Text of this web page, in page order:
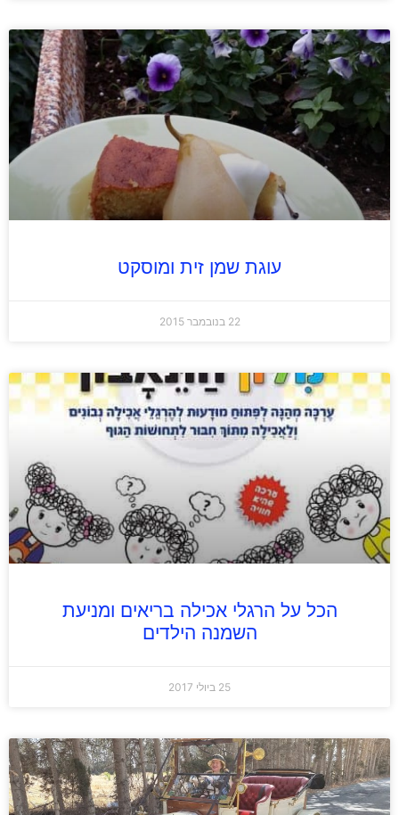
עוגת שמן זית ומוסקט
22 בנובמבר 2015
הכל על הרגלי אכילה בריאים ומניעת
השמנה הילדים
25 ביולי 2017